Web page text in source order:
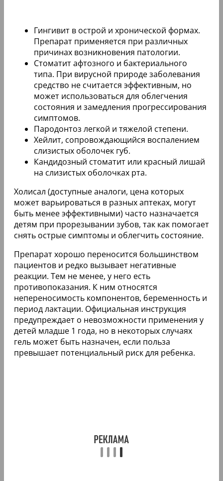
Гингивит в острой и хронической формах.
Препарат применяется при различных
причинах возникновения патологии.
Стоматит афтозного и бактериального
типа. При вирусной природе заболевания
средство не считается эффективным, но
может использоваться для облегчения
состояния и замедления прогрессирования
симптомов.
Пародонтоз легкой и тяжелой степени.
Хейлит, сопровождающийся воспалением
слизистых оболочек губ.
Кандидозный стоматит или красный лишай
на слизистых оболочках рта.
Холисал (доступные аналоги, цена которых
может варьироваться в разных аптеках, могут
быть менее эффективными) часто назначается
детям при прорезывании зубов, так как помогает
снять острые симптомы и облегчить состояние.
Препарат хорошо переносится большинством
пациентов и редко вызывает негативные
реакции. Тем не менее, у него есть
противопоказания. К ним относятся
непереносимость компонентов, беременность и
период лактации. Официальная инструкция
предупреждает о невозможности применения у
детей младше 1 года, но в некоторых случаях
гель может быть назначен, если польза
превышает потенциальный риск для ребенка.